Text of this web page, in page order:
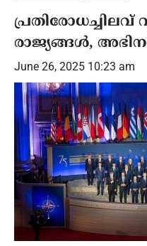
പ്രതിരോധച്ചിലവ്
രാജ്യങ്ങൾ,
June 26, 2025 10:23 am